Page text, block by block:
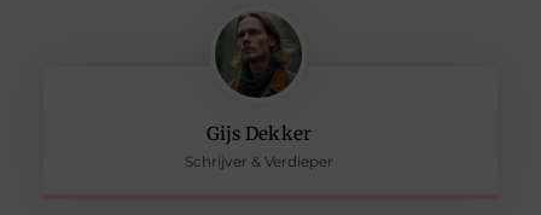
Gijs Dekker
Schrijver & Verdieper